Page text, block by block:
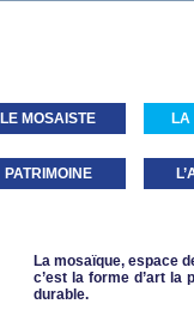
LE MOSAISTE LA
PATRIMOINE
La mosaïque, espace
c’est la forme d’art la
durable.